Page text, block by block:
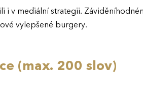
i v mediální strategii.
vylepšené burgery.
(max. 200 slov)